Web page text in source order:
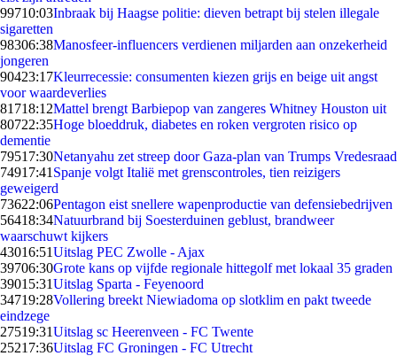
99710:03Inbraak bij Haagse politie: dieven betrapt bij stelen illegale
sigaretten
98306:38Manosfeer-influencers verdienen miljarden aan onzekerheid
jongeren
90423:17Kleurrecessie: consumenten kiezen grijs en beige uit angst
voor waardeverlies
81718:12Mattel brengt Barbiepop van zangeres Whitney Houston uit
80722:35Hoge bloeddruk, diabetes en roken vergroten risico op
dementie
79517:30Netanyahu zet streep door Gaza-plan van Trumps Vredesraad
74917:41 Spanje volgt Italië met grenscontroles, tien reizigers
geweigerd
73622:06Pentagon eist snellere wapenproductie van defensiebedrijven
56418:34Natuurbrand bij Soesterduinen geblust, brandweer
waarschuwt kijkers
43016:51Uitslag PEC Zwolle - Ajax
39706:30Grote kans op vijfde regionale hittegolf met lokaal 35 graden
39015:31Uitslag Sparta - Feyenoord
34719:28Vollering breekt Niewiadoma op slotklim en pakt tweede
eindzege
27519:31Uitslag sc Heerenveen - FC Twente
25217:36Uitslag FC Groningen - FC Utrecht